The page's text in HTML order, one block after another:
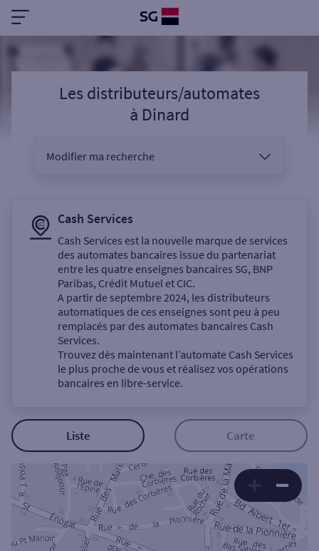
Les distributeurs/automates
à Dinard
Modifier ma recherche
Sélectionnez votre recherche
Un service
Autour de moi
Ville / Code postal
Cash Services
Cash Services est la nouvelle marque de services
des automates bancaires issue du partenariat
entre les quatre enseignes bancaires SG, BNP
Paribas, Crédit Mutuel et CIC.
A partir de septembre 2024, les distributeurs
automatiques de ces enseignes sont peu à peu
remplacés par des automates bancaires Cash
Services.
Trouvez dès maintenant l’automate Cash Services
le plus proche de vous et réalisez vos opérations
bancaires en libre-service.
Liste Carte